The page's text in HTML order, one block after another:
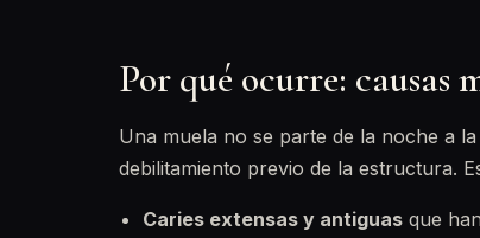
Por qué ocurre: causas
Una muela no se parte de la noche a
debilitamiento previo de la estructura.
Caries extensas y antiguas que